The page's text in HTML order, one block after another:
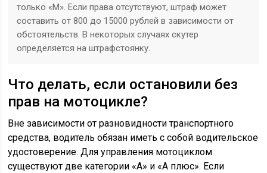
только «М». Если права отсутствуют, штраф может
составить от 800 до 15000 рублей в зависимости от
обстоятельств. В некоторых случаях скутер
определяется на штрафстоянку.
Что делать, если остановили без
прав на мотоцикле?
Вне зависимости от разновидности транспортного
средства, водитель обязан иметь с собой водительское
удостоверение. Для управления мотоциклом
существуют две категории «А» и «А плюс». Если